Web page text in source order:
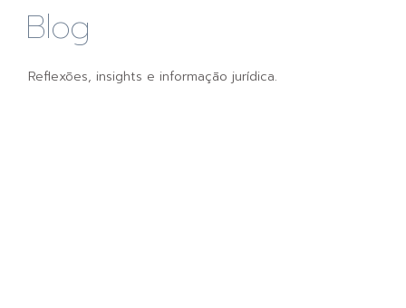
Blog
Reflexões, insights e informação jurídica.